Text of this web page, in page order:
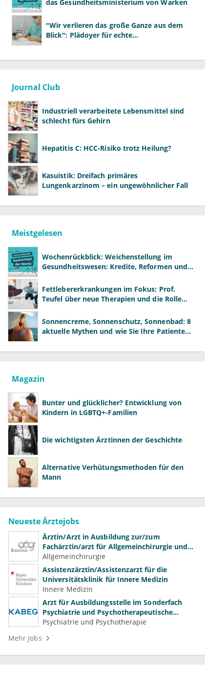
das Gesundheitsministerium von Warken
"Wir verlieren das große Ganze aus dem
Blick": Plädoyer für echte
Journal Club
Industriell verarbeitete Lebensmittel sind
schlecht fürs Gehirn
Hepatitis C: HCC-Risiko trotz Heilung?
Kasuistik: Dreifach primäres
Lungenkarzinom – ein ungewöhnlicher Fall
Meistgelesen
Wochenrückblick: Weichenstellung im
Gesundheitswesen: Kredite, Reformen und
Fettlebererkrankungen im Fokus: Prof.
Teufel über neue Therapien und die Rolle
Sonnencreme, Sonnenschutz, Sonnenbad: 8
aktuelle Mythen und wie Sie Ihre Patienten
Magazin
Bunter und glücklicher? Entwicklung von
Kindern in LGBTQ+-Familien
Die wichtigsten Ärztinnen der Geschichte
Alternative Verhütungsmethoden für den
Mann
Neueste Ärztejobs
Ärztin/Arzt in Ausbildung zur/zum
Fachärztin/arzt für Allgemeinchirurgie und
Gefäßchirurgie
Allgemeinchirurgie
Assistenzärztin/Assistenzarzt für die
Universitätsklinik für Innere Medizin
Innere Medizin
Arzt für Ausbildungsstelle im Sonderfach
Psychiatrie und Psychotherapeutische
Medizin (m/w/d)
Psychiatrie und Psychotherapie
Mehr Jobs